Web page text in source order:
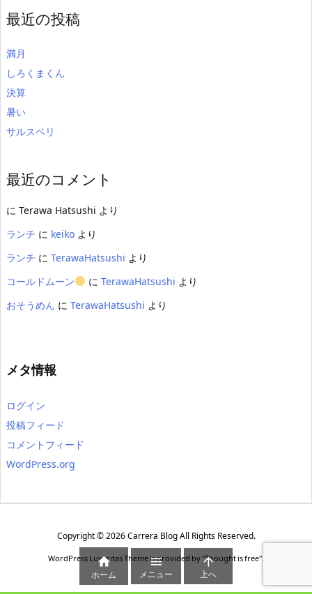
最近の投稿
満月
しろくまくん
決算
暑い
サルスベリ
最近のコメント
に Terawa Hatsushi より
ランチ に keiko より
ランチ に TerawaHatsushi より
コールドムーン
に TerawaHatsushi より
おそうめん に TerawaHatsushi より
メタ情報
ログイン
投稿フィード
コメントフィード
WordPress.org
Copyright ©2026 Carrera BlogAll Rights Reserved.
WordPress Luxeritas Theme is provided by "Thought is free".

ホーム

メニュー

上へ